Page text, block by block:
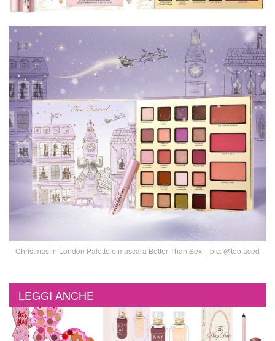
Christmas in London Palette e mascara Better Than Sex – pic: @toofaced
LEGGI ANCHE